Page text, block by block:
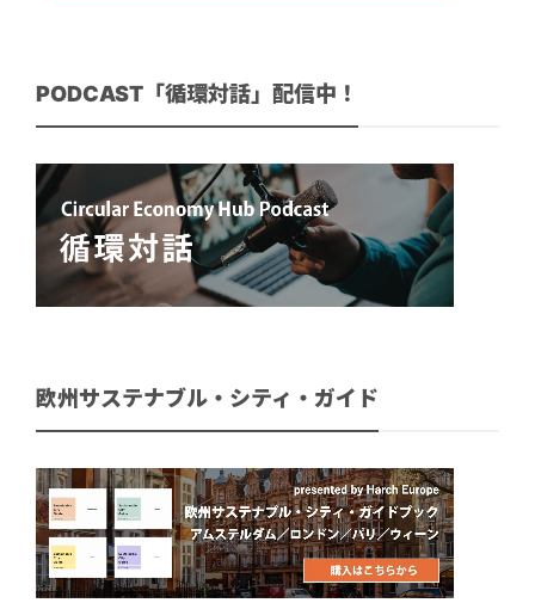
PODCAST「循環対話」配信中！
欧州サステナブル・シティ・ガイド